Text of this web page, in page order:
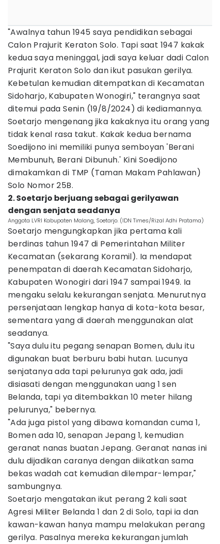
"Awalnya tahun 1945 saya pendidikan sebagai
Calon Prajurit Keraton Solo. Tapi saat 1947 kakak
kedua saya meninggal, jadi saya keluar dadi Calon
Prajurit Keraton Solo dan ikut pasukan gerilya.
Kebetulan kemudian ditempatkan di Kecamatan
Sidoharjo, Kabupaten Wonogiri," terangnya saat
ditemui pada Senin (19/8/2024) di kediamannya.
Soetarjo mengenang jika kakaknya itu orang yang
tidak kenal rasa takut. Kakak kedua bernama
Soedijono ini memiliki punya semboyan 'Berani
Membunuh, Berani Dibunuh.' Kini Soedijono
dimakamkan di TMP (Taman Makam Pahlawan)
Solo Nomor 25B.
2. Soetarjo berjuang sebagai gerilyawan
dengan senjata seadanya
Anggota LVRI Kabupaten Malang, Soetarjo. (IDN Times/Rizal Adhi Pratama)
Soetarjo mengungkapkan jika pertama kali
berdinas tahun 1947 di Pemerintahan Militer
Kecamatan (sekarang Koramil). Ia mendapat
penempatan di daerah Kecamatan Sidoharjo,
Kabupaten Wonogiri dari 1947 sampai 1949. Ia
mengaku selalu kekurangan senjata. Menurutnya
persenjataan lengkap hanya di kota-kota besar,
sementara yang di daerah menggunakan alat
seadanya.
"Saya dulu itu pegang senapan Bomen, dulu itu
digunakan buat berburu babi hutan. Lucunya
senjatanya ada tapi pelurunya gak ada, jadi
disiasati dengan menggunakan uang 1 sen
Belanda, tapi ya ditembakkan 10 meter hilang
pelurunya," bebernya.
"Ada juga pistol yang dibawa komandan cuma 1,
Bomen ada 10, senapan Jepang 1, kemudian
geranat nanas buatan Jepang. Geranat nanas ini
dulu dijadikan caranya dengan diikatkan sama
bekas wadah cat kemudian dilempar-lempar,"
sambungnya.
Soetarjo mengatakan ikut perang 2 kali saat
Agresi Militer Belanda 1 dan 2 di Solo, tapi ia dan
kawan-kawan hanya mampu melakukan perang
gerilya. Pasalnya mereka kekurangan jumlah